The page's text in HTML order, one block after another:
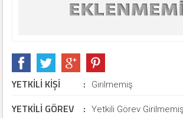
YETKİLİ KİŞİ : Girilmemiş
YETKİLİ GÖREV : Yetkili Görev Girilmemiş